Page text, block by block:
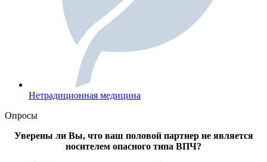
Нетрадиционная медицина
Опросы
Уверены ли Вы, что ваш половой партнер не является
носителем опасного типа ВПЧ?